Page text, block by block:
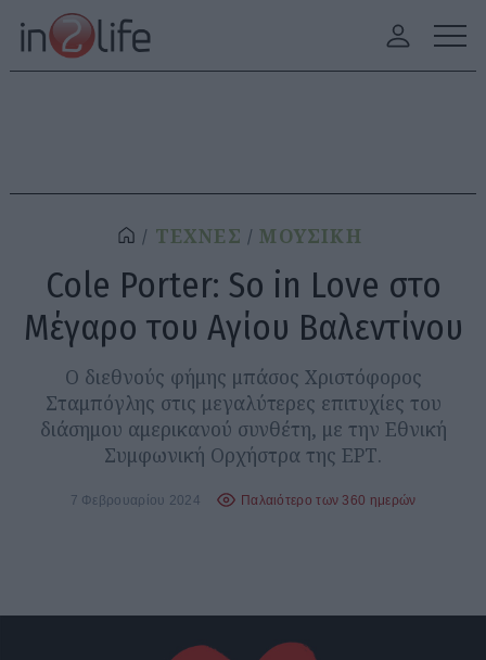
ΤΕΧΝΕΣ ΜΟΥΣΙΚΗ
Cole Porter: So in Love στο
Μέγαρο του Αγίου Βαλεντίνου
Ο διεθνούς φήμης μπάσος Χριστόφορος
Σταμπόγλης στις μεγαλύτερες επιτυχίες του
διάσημου αμερικανού συνθέτη, με την Εθνική
Συμφωνική Ορχήστρα της ΕΡΤ.
7 Φεβρουαρίου 2024 Παλαιότερο των 360 ημερών